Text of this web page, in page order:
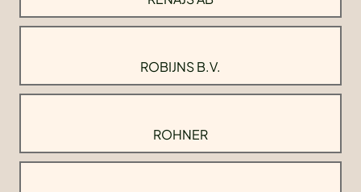
ROBIJNS B.V.
ROHNER